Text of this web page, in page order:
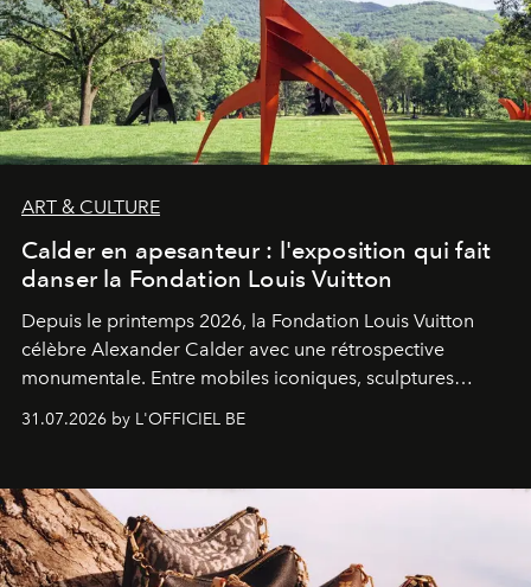
ART & CULTURE
Calder en apesanteur : l'exposition qui fait
danser la Fondation Louis Vuitton
Depuis le printemps 2026, la Fondation Louis Vuitton
célèbre Alexander Calder avec une rétrospective
monumentale. Entre mobiles iconiques, sculptures
monumentales et poésie du mouvement, l'artiste
américain investit les espaces imaginés par Frank Gehry
sculpture.
31.07.2026 by L'OFFICIEL BE